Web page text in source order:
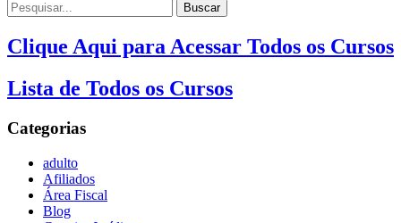
Buscar
Clique Aqui para Acessar Todos os Cursos
Lista de Todos os Cursos
Categorias
adulto
Afiliados
Área Fiscal
Blog